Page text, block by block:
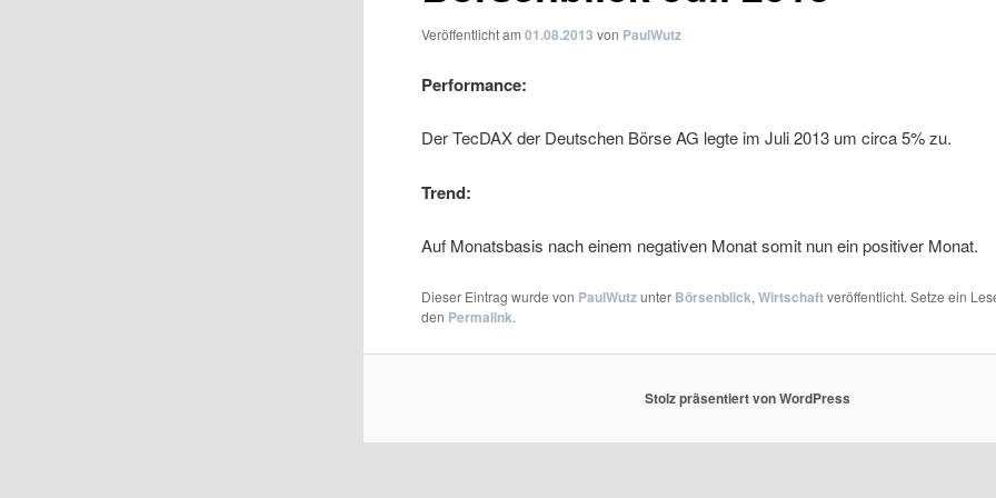
Veröffentlicht am01.08.2013 von PaulWutz
Performance:
Der TecDAX der Deutschen Börse AG legte im Juli 2013 um circa 5% zu.
Trend:
Auf Monatsbasis nach einem negativen Monat somit nun ein positiver Monat.
Dieser Eintrag wurde von PaulWutzunter Börsenblick,Wirtschaftveröffentlicht. Setze ein
den Permalink.
Stolz präsentiert von WordPress